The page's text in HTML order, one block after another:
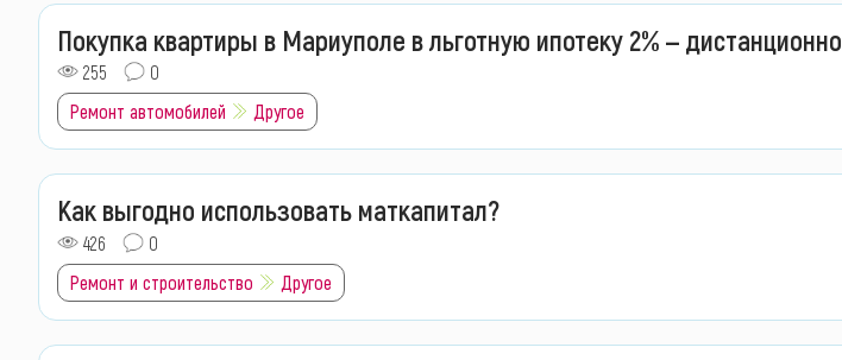
Покупка квартиры в Мариуполе в льготную ипотеку 2% — дистанционно
255
0
Ремонт автомобилей
Другое
Как выгодно использовать маткапитал?
426
0
Ремонт и строительство
Другое